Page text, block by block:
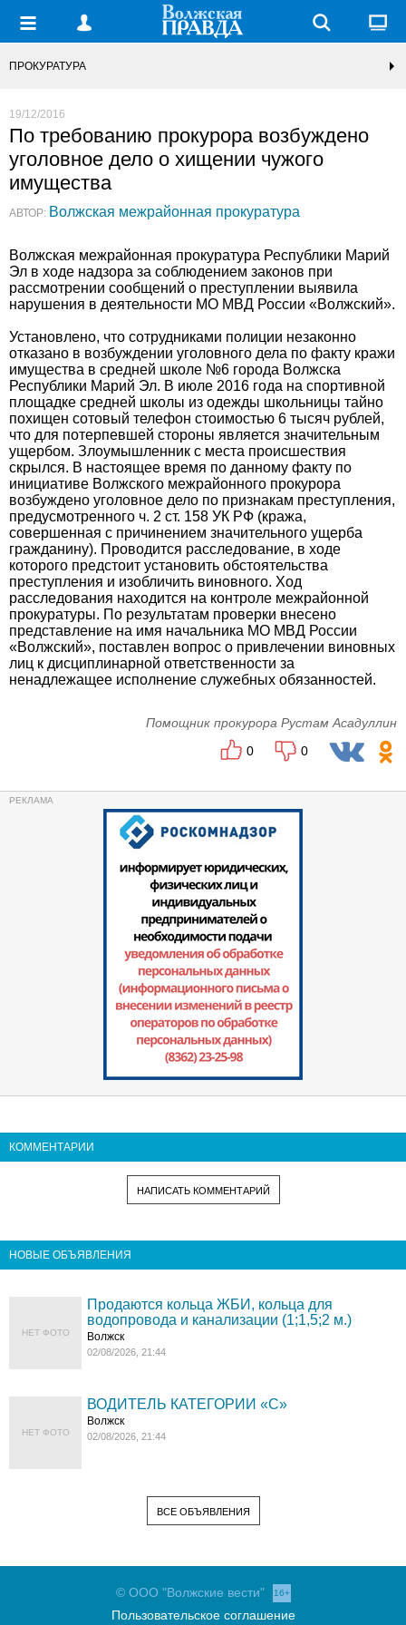
ПРОКУРАТУРА
19/12/2016
По требованию прокурора возбуждено
уголовное дело о хищении чужого
имущества
АВТОР: Волжская межрайонная прокуратура
Волжская межрайонная прокуратура Республики Марий
Эл в ходе надзора за соблюдением законов при
рассмотрении сообщений о преступлении выявила
нарушения в деятельности МО МВД России «Волжский».
Установлено, что сотрудниками полиции незаконно
отказано в возбуждении уголовного дела по факту кражи
имущества в средней школе №6 города Волжска
Республики Марий Эл. В июле 2016 года на спортивной
площадке средней школы из одежды школьницы тайно
похищен сотовый телефон стоимостью 6 тысяч рублей,
что для потерпевшей стороны является значительным
ущербом. Злоумышленник с места происшествия
скрылся. В настоящее время по данному факту по
инициативе Волжского межрайонного прокурора
возбуждено уголовное дело по признакам преступления,
предусмотренного ч. 2 ст. 158 УК РФ (кража,
совершенная с причинением значительного ущерба
гражданину). Проводится расследование, в ходе
которого предстоит установить обстоятельства
преступления и изобличить виновного. Ход
расследования находится на контроле межрайонной
прокуратуры. По результатам проверки внесено
представление на имя начальника МО МВД России
«Волжский», поставлен вопрос о привлечении виновных
лиц к дисциплинарной ответственности за
ненадлежащее исполнение служебных обязанностей.
Помощник прокурора Рустам Асадуллин
0
0
КОММЕНТАРИИ
НАПИСАТЬ КОММЕНТАРИЙ
НОВЫЕ ОБЪЯВЛЕНИЯ
НЕТ ФОТО
Продаются кольца ЖБИ, кольца для
водопровода и канализации (1;1,5;2 м.)
Волжск
02/08/2026, 21:44
НЕТ ФОТО
ВОДИТЕЛЬ КАТЕГОРИИ «C»
Волжск
02/08/2026, 21:44
ВСЕ ОБЪЯВЛЕНИЯ
© ООО "Волжские вести" 16+
Пользовательское соглашение